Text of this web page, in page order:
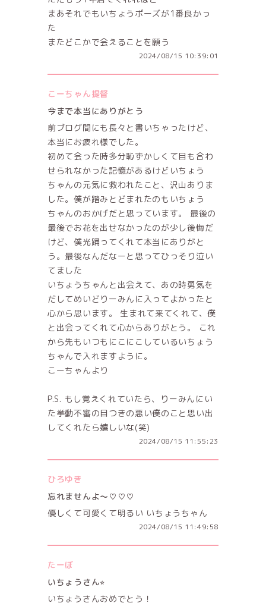
まあそれでもいちょうポーズが1番良かっ
た
またどこかで会えることを願う
2024/08/15 10:39:01
こーちゃん提督
今まで本当にありがとう
前ブログ間にも長々と書いちゃったけど、
本当にお疲れ様でした。
初めて会った時多分恥ずかしくて目も合わ
せられなかった記憶があるけどいちょう
ちゃんの元気に救われたこと、沢山ありま
した。僕が踏みとどまれたのもいちょう
ちゃんのおかげだと思っています。 最後の
最後でお花を出せなかったのが少し後悔だ
けど、僕光踊ってくれて本当にありがと
う。最後なんだなーと思ってひっそり泣い
てました
いちょうちゃんと出会えて、あの時勇気を
だしてめいどりーみんに入ってよかったと
心から思います。 生まれて来てくれて、僕
と出会ってくれて心からありがとう。 これ
から先もいつもにこにこしているいちょう
ちゃんで入れますように。
こーちゃんより
P.S. もし覚えくれていたら、りーみんにい
た挙動不審の目つきの悪い僕のこと思い出
してくれたら嬉しいな(笑)
2024/08/15 11:55:23
ひろゆき
忘れませんよ～♡♡♡
優しくて可愛くて明るい いちょうちゃん
2024/08/15 11:49:58
たーぼ
いちょうさん⭐︎
いちょうさんおめでとう！